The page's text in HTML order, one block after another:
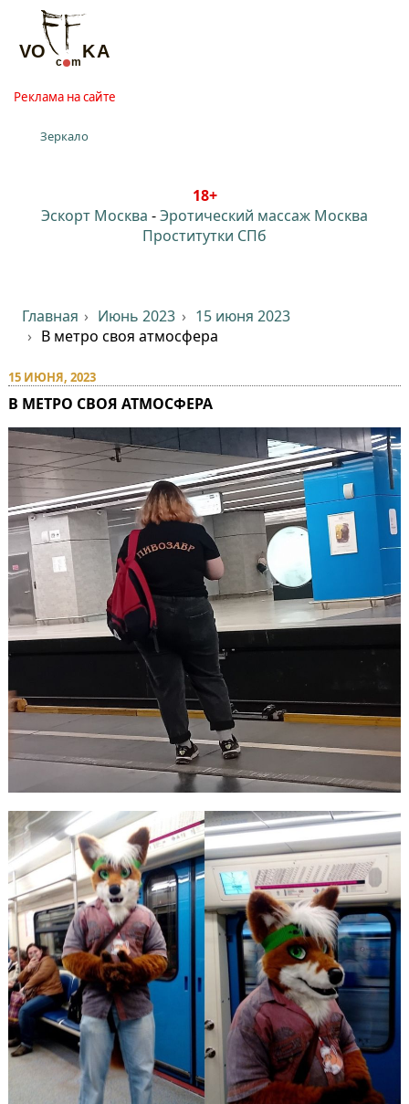
Реклама на сайте
Зеркало
18+
Эскорт Москва -Эротический массаж Москва
Проститутки СПб
Главная Июнь 2023
15 июня 2023
В метро своя атмосфера
15 ИЮНЯ, 2023
В МЕТРО СВОЯ АТМОСФЕРА